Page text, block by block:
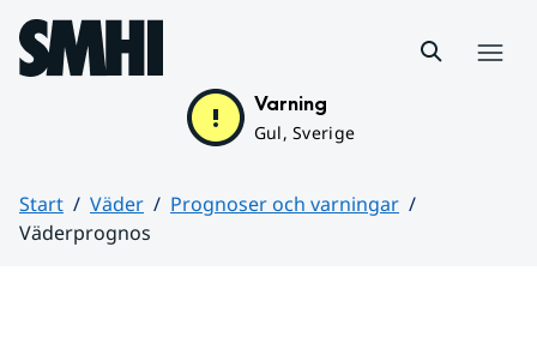
Hoppa till sidans innehåll
Varning
Gul, Sverige
Start Väder
Prognoser och varningar
Väderprognos